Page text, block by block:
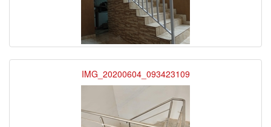
IMG_20200604_093423109